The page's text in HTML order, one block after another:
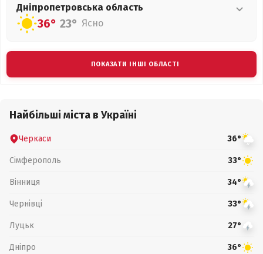
Дніпропетровська область
36° 23° Ясно
ПОКАЗАТИ ІНШІ ОБЛАСТІ
Найбільші міста в Україні
Черкаси 36°
Сімферополь 33°
Вінниця 34°
Чернівці 33°
Луцьк 27°
Дніпро 36°